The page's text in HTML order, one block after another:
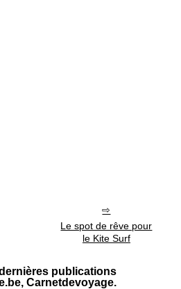
Le spot de rêve pour
le Kite Surf
publications
Carnetdevoyage.